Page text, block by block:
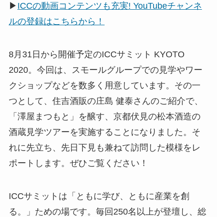
▶ ICCの動画コンテンツも充実! YouTubeチャンネ
ルの登録はこちらから！
8月31日から開催予定のICCサミット KYOTO
2020。今回は、スモールグループでの見学やワー
クショップなどを数多く用意しています。その一
つとして、住吉酒販の庄島 健泰さんのご紹介で、
「澤屋まつもと」を醸す、京都伏見の松本酒造の
酒蔵見学ツアーを実施することになりました。そ
れに先立ち、先日下見も兼ねて訪問した模様をレ
ポートします。ぜひご覧ください！
ICCサミットは「ともに学び、ともに産業を創
る。」ための場です。毎回250名以上が登壇し、総